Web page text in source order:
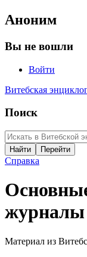
Аноним
Вы не вошли
Войти
Витебская
Поиск
Справка
журналы
Материал из